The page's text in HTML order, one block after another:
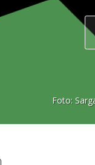
Foto: